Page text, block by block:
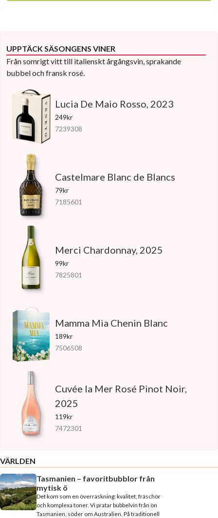
UPPTÄCK SÄSONGENS VINER
Från somrigt vitt till italienskt årgångsvin, sprakande
bubbel och fransk rosé.
Lucia De Maio Rosso, 2023
249kr
7239308
Castelmare Blanc de Blancs
79kr
7185601
Merci Chardonnay, 2025
99kr
7825801
Mamma Mia Chenin Blanc
189kr
7506508
Cuvée la Mer Rosé Pinot Noir,
2025
119kr
7472301
VÄRLDEN
Tasmanien – favoritbubblor från
mytisk ö
Det kom som en överraskning: kvalitet, fräschör
och komplexa toner. Vi pratar bubbelvin från ön
Tasmanien, söder om Australien. På traditionell